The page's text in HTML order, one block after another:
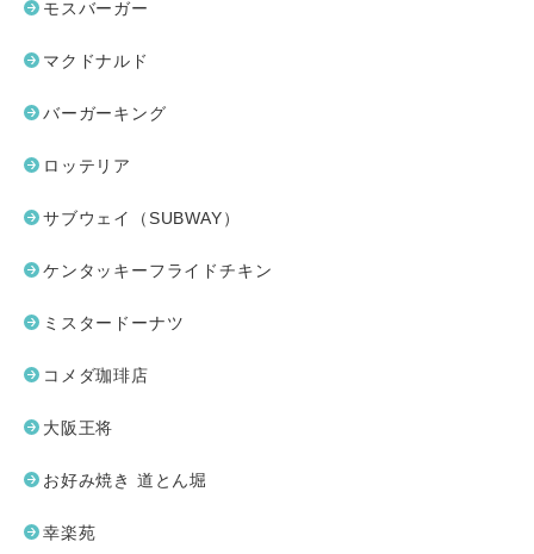
モスバーガー
マクドナルド
バーガーキング
ロッテリア
サブウェイ（SUBWAY）
ケンタッキーフライドチキン
ミスタードーナツ
コメダ珈琲店
大阪王将
お好み焼き 道とん堀
幸楽苑